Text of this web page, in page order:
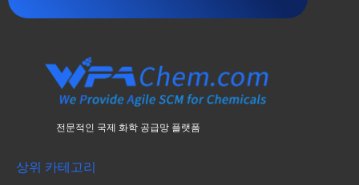
전문적인 국제 화학 공급망 플랫폼
상위 카테고리